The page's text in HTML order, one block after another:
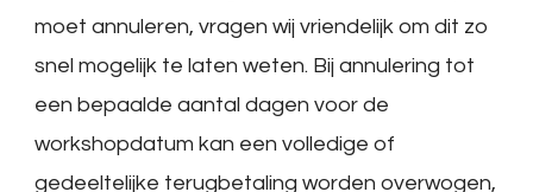
moet annuleren, vragen wij vriendelijk om dit zo
snel mogelijk te laten weten. Bij annulering tot
een bepaalde aantal dagen voor de
workshopdatum kan een volledige of
gedeeltelijke terugbetaling worden overwogen,